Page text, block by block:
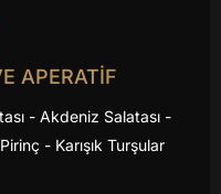
APERATİF
- Akdeniz Salatası -
- Karışık Turşular